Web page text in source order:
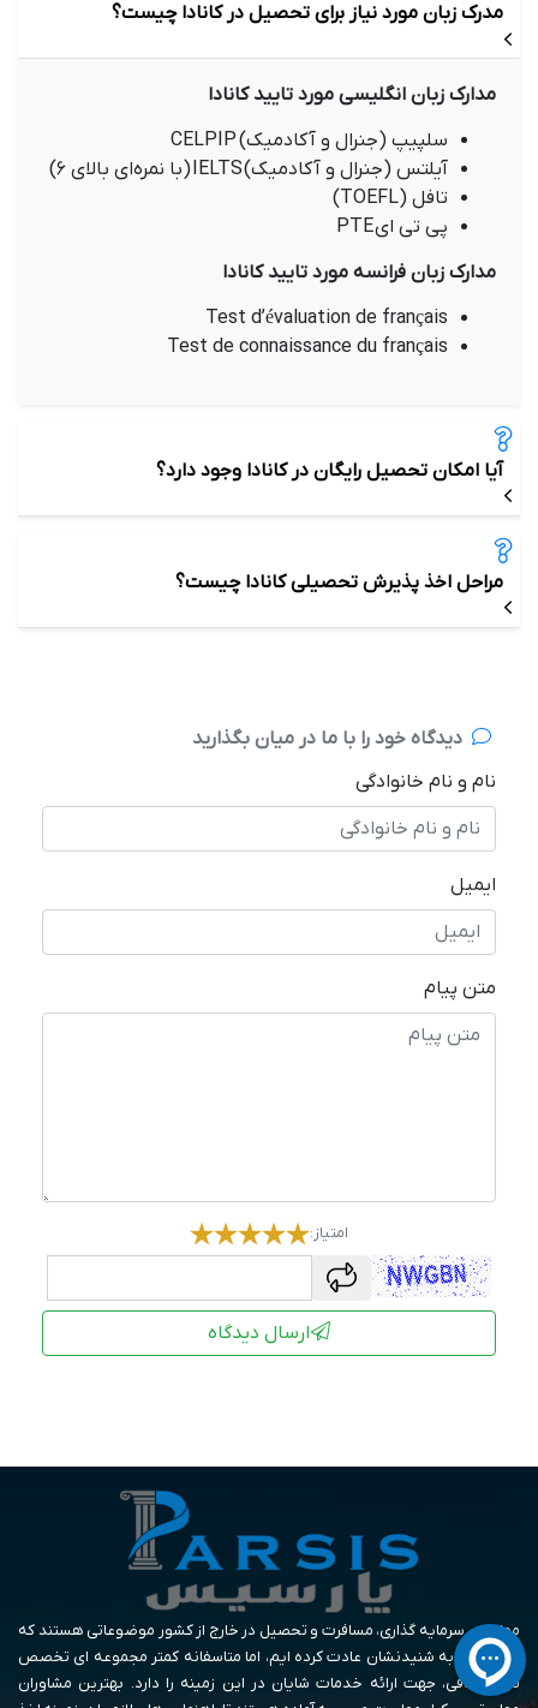
مدرک زبان مورد نیاز برای تحصیل در کانادا چیست؟
مدارک زبان انگلیسی مورد تایید کانادا
سلپیپ (جنرال و آکادمیک) CELPIP
آیلتس (جنرال و آکادمیک) IELTS (با نمره‌ای بالای ۶)
تافل (TOEFL)
پی تی ای PTE
مدارک زبان فرانسه مورد تایید کانادا
Test d’évaluation de français
Test de connaissance du français
آیا امکان تحصیل رایگان در کانادا وجود دارد؟
مراحل اخذ پذیرش تحصیلی کانادا چیست؟
دیدگاه خود را با ما در میان بگذارید
نام و نام خانوادگی
ایمیل
متن پیام
امتیاز:
captcha
ارسال دیدگاه
مهاجرت، سرمایه گذاری، مسافرت و تحصیل در خارج از کشور موضوعاتی هستند که
این روزها به شنیدنشان عادت کرده ایم، اما متاسفانه کمتر مجموعه ای تخصص
لازم و کافی، جهت ارائه خدمات شایان در این زمینه را دارد. بهترین مشاوران